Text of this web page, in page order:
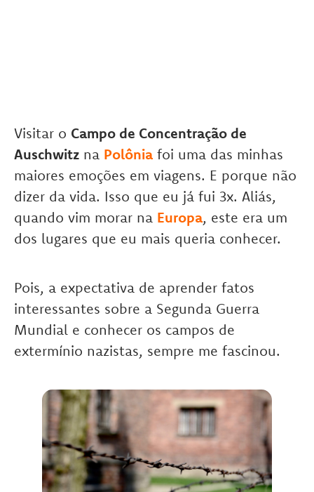
Visitar o Campo de Concentração de
Auschwitz na Polônia foi uma das minhas
maiores emoções em viagens. E porque não
dizer da vida. Isso que eu já fui 3x. Aliás,
quando vim morar na Europa, este era um
dos lugares que eu mais queria conhecer.
Pois, a expectativa de aprender fatos
interessantes sobre a Segunda Guerra
Mundial e conhecer os campos de
extermínio nazistas, sempre me fascinou.